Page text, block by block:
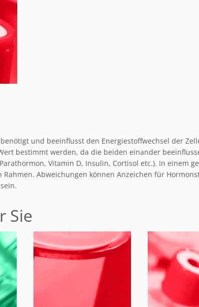
und beeinflusst den Energiestoffwechsel der
bestimmt werden, da die beiden einander
Vitamin D, Insulin, Cortisol etc.). In einem
Abweichungen können Anzeichen für
Sie